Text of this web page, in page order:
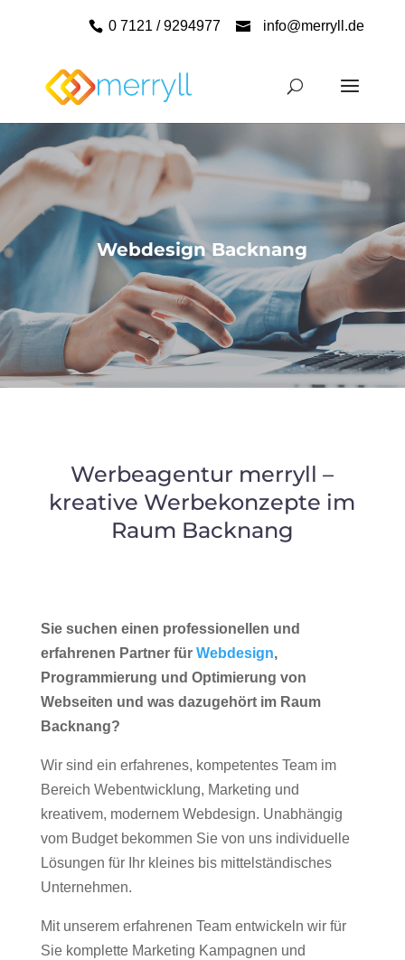
0 7121 / 9294977 info@merryll.de
Webdesign Backnang
Werbeagentur merryll –
kreative Werbekonzepte im
Raum Backnang
Sie suchen einen professionellen und
erfahrenen Partner für Webdesign,
Programmierung und Optimierung von
Webseiten und was dazugehört im Raum
Backnang?
Wir sind ein erfahrenes, kompetentes Team im
Bereich Webentwicklung, Marketing und
kreativem, modernem Webdesign. Unabhängig
vom Budget bekommen Sie von uns individuelle
Lösungen für Ihr kleines bis mittelständisches
Unternehmen.
Mit unserem erfahrenen Team entwickeln wir für
Sie komplette Marketing Kampagnen und